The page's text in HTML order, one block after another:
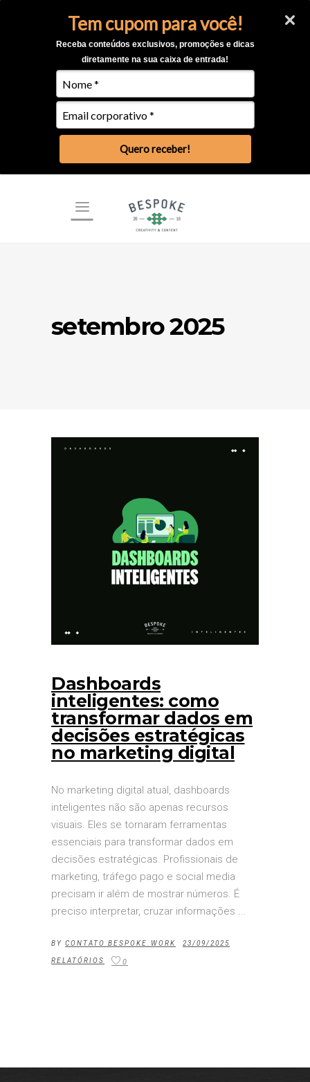
Tem cupom para você!
Receba conteúdos exclusivos, promoções e dicas
diretamente na sua caixa de entrada!
Quero receber!
setembro 2025
Dashboards
inteligentes: como
transformar dados em
decisões estratégicas
no marketing digital
No marketing digital atual, dashboards
inteligentes não são apenas recursos
visuais. Eles se tornaram ferramentas
essenciais para transformar dados em
decisões estratégicas. Profissionais de
marketing, tráfego pago e social media
precisam ir além de mostrar números. É
preciso interpretar, cruzar informações
BY CONTATO BESPOKE.WORK 23/09/2025
RELATÓRIOS 0